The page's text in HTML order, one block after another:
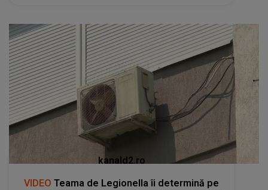
kanald2.ro
VIDEO Teama de Legionella îi determină pe